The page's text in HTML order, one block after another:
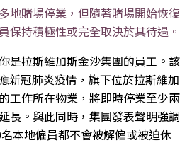
地賭場停業，但隨著賭場開始恢復
保持積極性或完全取決於其待遇。
是拉斯維加斯金沙集團的員工。該
新冠肺炎疫情，旗下位於拉斯維加
工作所在物業，將即時停業至少兩
長。與此同時，集團發表聲明強調
本地僱員都不會被解僱或被迫休